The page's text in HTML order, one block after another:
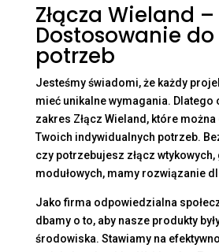
Złącza Wieland –
Dostosowanie
potrzeb
Jesteśmy świadomi, że każdy
mieć unikalne wymagania.
zakres Złącz Wieland, które
Twoich indywidualnych potrzeb.
czy potrzebujesz złącz
modułowych, mamy rozwiązanie
Jako firma odpowiedzialna
dbamy o to, aby nasze produkty
środowiska. Stawiamy na